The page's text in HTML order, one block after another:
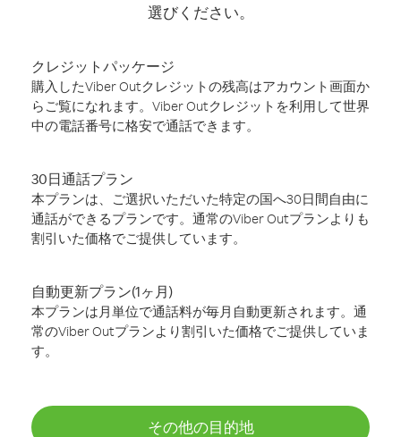
選びください。
クレジットパッケージ
購入したViber Outクレジットの残高はアカウント画面か
らご覧になれます。Viber Outクレジットを利用して世界
中の電話番号に格安で通話できます。
30日通話プラン
本プランは、ご選択いただいた特定の国へ30日間自由に
通話ができるプランです。通常のViber Outプランよりも
割引いた価格でご提供しています。
自動更新プラン(1ヶ月)
本プランは月単位で通話料が毎月自動更新されます。通
常のViber Outプランより割引いた価格でご提供していま
す。
その他の目的地